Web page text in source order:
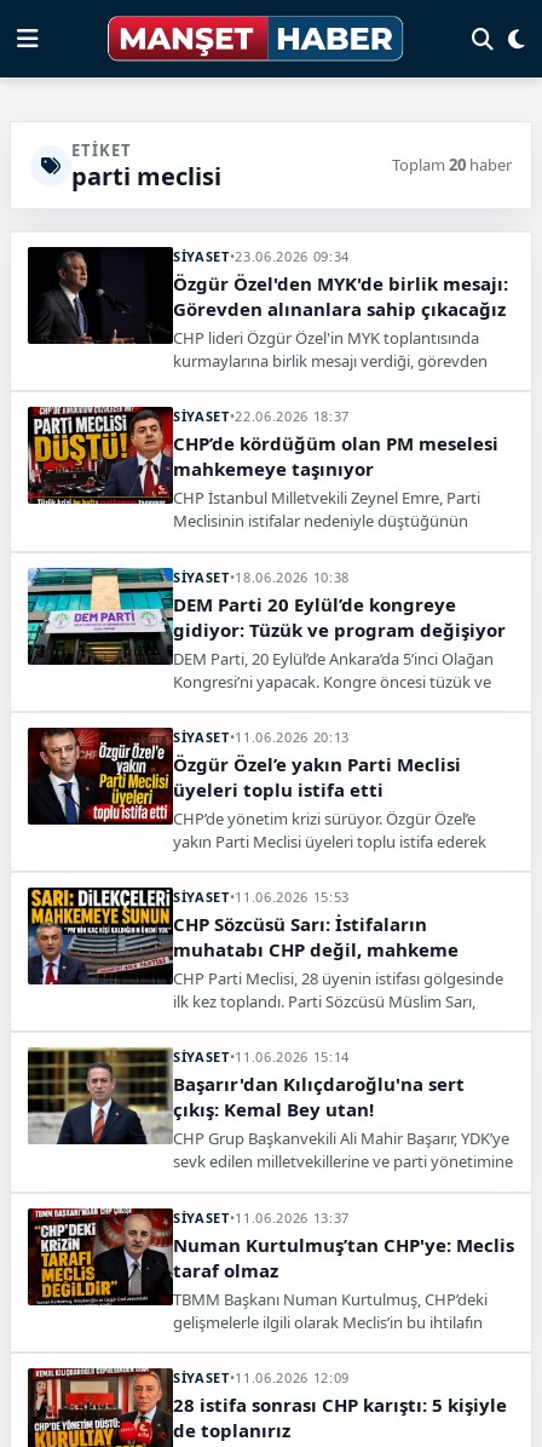
ETIKET
parti meclisi Toplam 20 haber
SİYASET•23.06.2026 09:34
Özgür Özel'den MYK'de birlik mesajı:
Görevden alınanlara sahip çıkacağız
CHP lideri Özgür Özel'in MYK toplantısında
kurmaylarına birlik mesajı verdiği, görevden
öğrenildi.
SİYASET•22.06.2026 18:37
CHP’de kördüğüm olan PM meselesi
mahkemeye taşınıyor
CHP İstanbul Milletvekili Zeynel Emre, Parti
Meclisinin istifalar nedeniyle düştüğünün
başvuracaklarını açıkladı.
SİYASET•18.06.2026 10:38
DEM Parti 20 Eylül’de kongreye
gidiyor: Tüzük ve program değişiyor
DEM Parti, 20 Eylül’de Ankara’da 5’inci Olağan
Kongresi’ni yapacak. Kongre öncesi tüzük ve
yürütülüyor.
SİYASET•11.06.2026 20:13
Özgür Özel’e yakın Parti Meclisi
üyeleri toplu istifa etti
CHP’de yönetim krizi sürüyor. Özgür Özel’e
yakın Parti Meclisi üyeleri toplu istifa ederek
SİYASET•11.06.2026 15:53
CHP Sözcüsü Sarı: İstifaların
muhatabı CHP değil, mahkeme
CHP Parti Meclisi, 28 üyenin istifası gölgesinde
ilk kez toplandı. Parti Sözcüsü Müslim Sarı,
dedi.
SİYASET•11.06.2026 15:14
Başarır'dan Kılıçdaroğlu'na sert
çıkış: Kemal Bey utan!
CHP Grup Başkanvekili Ali Mahir Başarır, YDK’ye
sevk edilen milletvekillerine ve parti yönetimine
SİYASET•11.06.2026 13:37
Numan Kurtulmuş’tan CHP'ye: Meclis
taraf olmaz
TBMM Başkanı Numan Kurtulmuş, CHP’deki
gelişmelerle ilgili olarak Meclis’in bu ihtilafın
SİYASET•11.06.2026 12:09
28 istifa sonrası CHP karıştı: 5 kişiyle
de toplanırız